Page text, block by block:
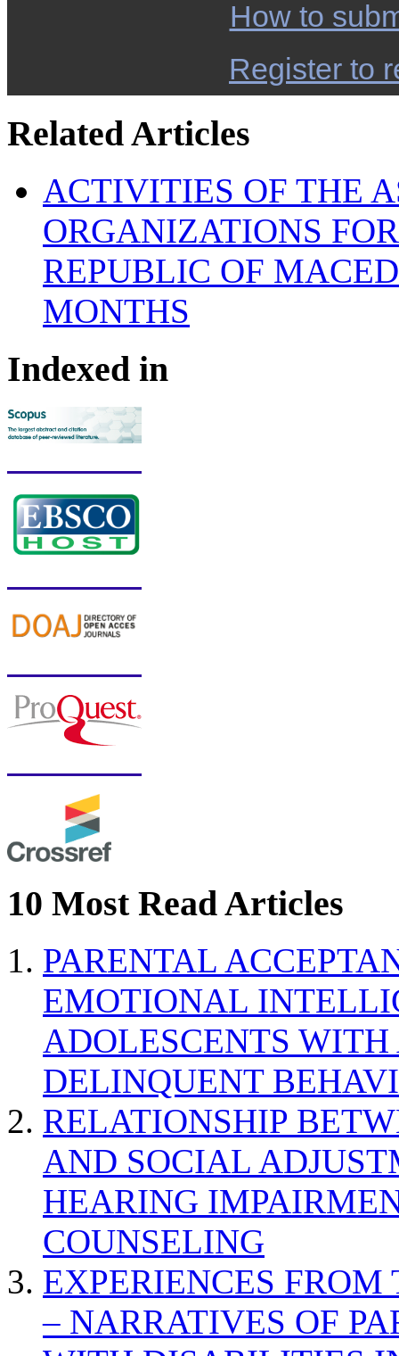
How to
Register to
Related Articles
ACTIVITIES OF THE
ORGANIZATIONS
REPUBLIC OF
MONTHS
Indexed in
10 Most Read Articles
PARENTAL
EMOTIONAL
ADOLESCENTS
DELINQUENT
RELATIONSHIP
AND SOCIAL
HEARING
COUNSELING
EXPERIENCES
– NARRATIVES OF